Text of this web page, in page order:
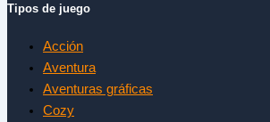
Tipos de juego
Acción
Aventura
Aventuras gráficas
Cozy